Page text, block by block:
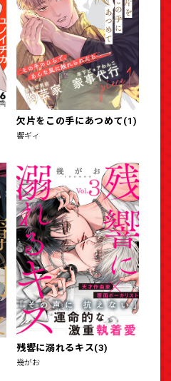
欠片をこの手にあつめて(1)
響ギィ
残響に溺れるキス(3)
幾がお